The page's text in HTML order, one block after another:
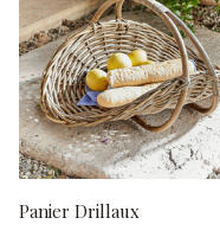
Panier Drillaux